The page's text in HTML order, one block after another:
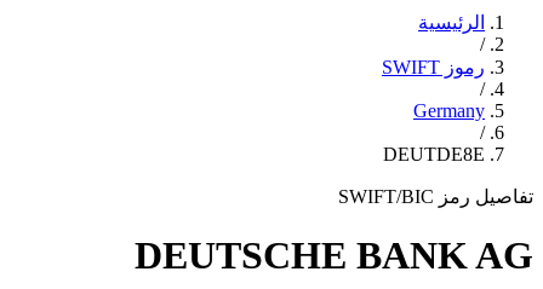
الرئيسية
/
رموز SWIFT
/
Germany
/
DEUTDE8E
تفاصيل رمز SWIFT/BIC
DEUTSCHE BANK AG